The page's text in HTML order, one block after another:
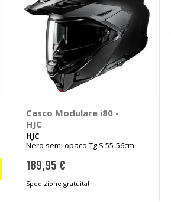
Casco Modulare i80 -
HJC
HJC
Nero semi opaco Tg S 55-56cm
189,95 €
Spedizione gratuita!